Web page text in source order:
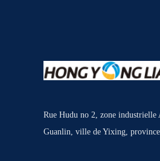
Rue Hudu no 2, zone
Guanlin, ville de Yixing,